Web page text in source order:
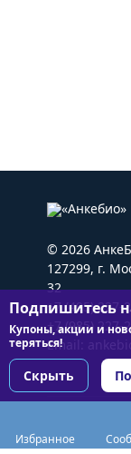
Избранное
© 2026
127299, г.
32
+7 (495) 227-
+7 (985) 227-
Email:
Подпишитесь
Купоны, акции и
теряться!
Скрыть